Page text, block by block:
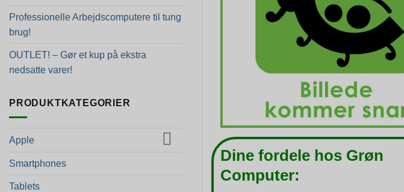
Professionelle Arbejdscomputere til tung
brug!
OUTLET! – Gør et kup på ekstra
nedsatte varer!
PRODUKTKATEGORIER
Apple
Smartphones
Tablets
Dine fordele hos Grøn
Computer: